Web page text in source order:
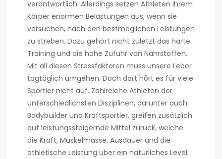
verantwortlich. Allerdings setzen Athleten ihrem
Körper enormen Belastungen aus, wenn sie
versuchen, nach den bestmöglichen Leistungen
zu streben. Dazu gehört nicht zuletzt das harte
Training und die hohe Zufuhr von Nährstoffen.
Mit all diesen Stressfaktoren muss unsere Leber
tagtäglich umgehen. Doch dort hört es für viele
Sportler nicht auf. Zahlreiche Athleten der
unterschiedlichsten Disziplinen, darunter auch
Bodybuilder und Kraftsportler, greifen zusätzlich
auf leistungssteigernde Mittel zurück, welche
die Kraft, Muskelmasse, Ausdauer und die
athletische Leistung über ein natürliches Level